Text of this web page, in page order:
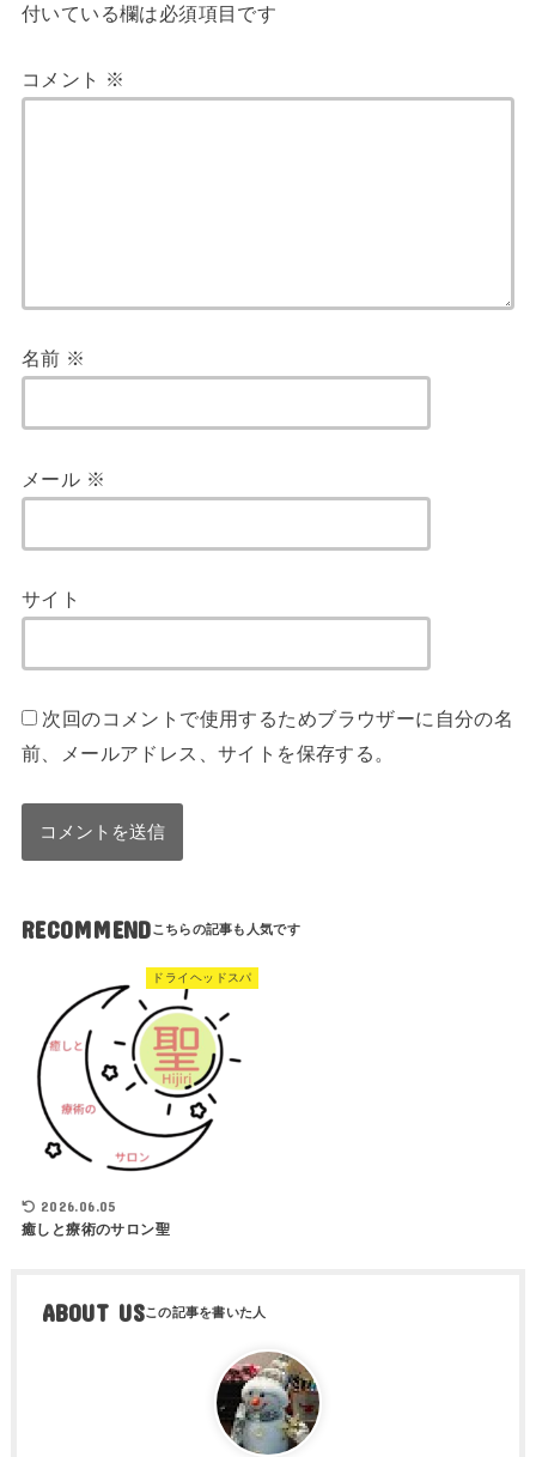
付いている欄は必須項目です
コメント ※
名前 ※
メール ※
サイト
次回のコメントで使用するためブラウザーに自分の名
前、メールアドレス、サイトを保存する。
RECOMMEND
ドライヘッドスパ
2026.06.05
癒しと療術のサロン聖
ABOUT US